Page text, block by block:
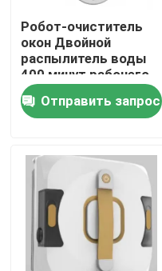
Путешествие фабрики
Проверка качества
Спросите цитату
пылесос робота
Мойщик окон робота
Робот-очиститель
окон Двойной
распылитель воды
400 минут рабочего
времени с
дистанционным
управлением
Отправить запрос